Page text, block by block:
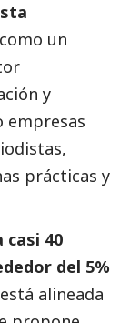
un
y
empresas
prácticas y
casi 40
del 5%
alineada